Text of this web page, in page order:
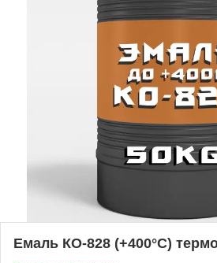
Емаль КО-828 (+400°С)